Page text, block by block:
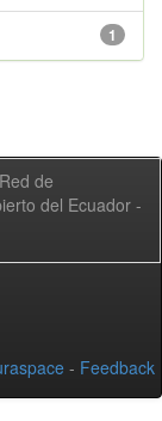
1
de
del Ecuador -
- Feedback